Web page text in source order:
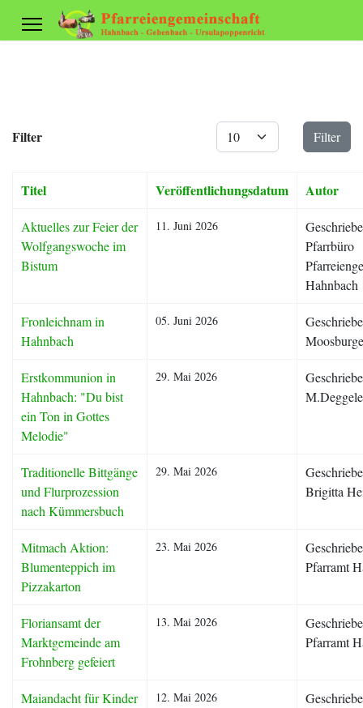
Filter Anzeige # Filter
Titel Veröffentlichungsdatum Autor
Aktuelles zur Feier der
Wolfgangswoche im
Bistum
11. Juni 2026
Pfarrbüro
Hahnbach
Fronleichnam in
Hahnbach
05. Juni 2026
Erstkommunion in
Hahnbach: "Du bist
ein Ton in Gottes
Melodie"
29. Mai 2026
Traditionelle Bittgänge
und Flurprozession
nach Kümmersbuch
29. Mai 2026
Brigitta
Mitmach Aktion:
Blumenteppich im
Pizzakarton
23. Mai 2026
Pfarramt
Floriansamt der
Marktgemeinde am
Frohnberg gefeiert
13. Mai 2026
Pfarramt
Maiandacht für Kinder
12. Mai 2026